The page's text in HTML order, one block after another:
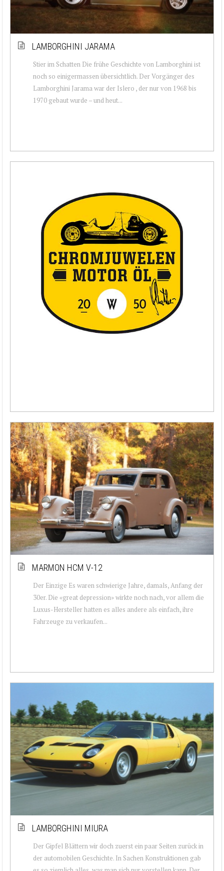
LAMBORGHINI JARAMA
Stier im Schatten Die frühe Geschichte von Lamborghini ist
noch so einigermassen übersichtlich. Der Vorgänger des
Lamborghini Jarama war der Islero , der nur von 1968 bis
1970 gebaut wurde – und heut...
MARMON HCM V-12
Der Einzige Es waren schwierige Jahre, damals, Anfang der
30er. Die «great depression» wirkte noch nach, vor allem die
Luxus-Hersteller hatten es alles andere als einfach, ihre
Fahrzeuge zu verkaufen...
LAMBORGHINI MIURA
Der Gipfel Blättern wir doch zuerst ein paar Seiten zurück in
der automobilen Geschichte. In Sachen Konstruktionen gab